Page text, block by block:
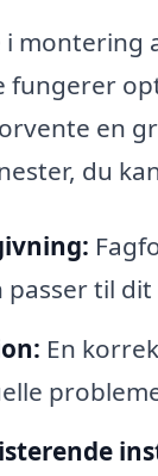
i
en
du
passer til
En